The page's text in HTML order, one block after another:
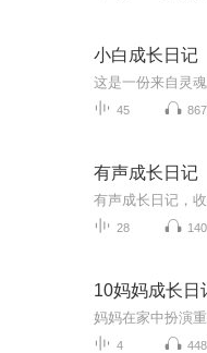
小白成长日记
45
有声成长日记
28
10妈妈成长日
4 448